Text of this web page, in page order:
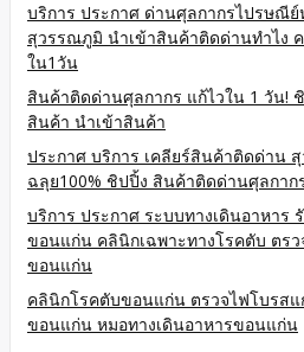
บริการ ประกาศ ด่านศุลกากรไปรษณี
สุวรรณภูมิ นำเข้าสินค้าติดด่านทำไง
ใน1วัน
สินค้าติดด่านศุลกากร แก้ไวใน 1 วัน!
สินค้า นำเข้าสินค้า
ประกาศ บริการ เคลียร์สินค้าติดด่าน
ฉลุย100% ชิปปิ้ง สินค้าติดด่านศุลกาก
บริการ ประกาศ ระบบทางเดินอาหาร
ขอนแก่น คลินิกเฉพาะทางโรคตับ ตรว
ขอนแก่น
คลินิกโรคตับขอนแก่น ตรวจไฟโบรส
ขอนแก่น หมอทางเดินอาหารขอนแก่น